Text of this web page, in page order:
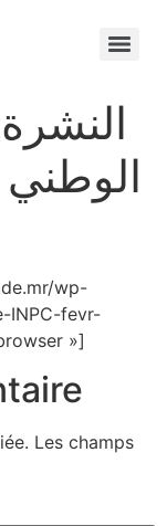
الوطني
wp-
INPC-fevr-
»]
Les champs